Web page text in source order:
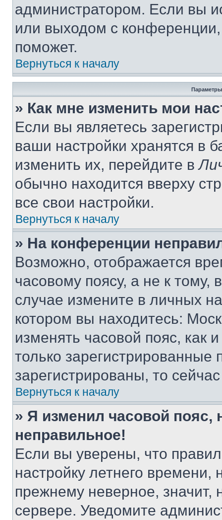
администратором. Если вы
или выходом с
поможет.
Вернуться к началу
Параметры
» Как мне изменить мои
Если вы являетесь
ваши настройки хранятся в
изменить их, перейдите в
обычно находится вверху
все свои настройки.
Вернуться к началу
» На конференции
Возможно, отображается
часовому поясу, а не к тому,
случае измените в личных
котором вы находитесь:
изменять часовой пояс, как
только
зарегистрированы, то
Вернуться к началу
» Я изменил часовой пояс,
неправильное!
Если вы уверены, что
настройку летнего
прежнему неверное, значит,
сервере. Уведомите